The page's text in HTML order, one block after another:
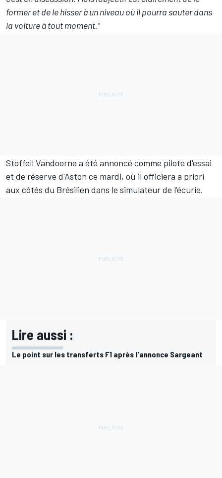
former et de le hisser à un niveau où il pourra sauter dans
la voiture à tout moment."
Stoffell Vandoorne a été annoncé comme pilote d'essai
et de réserve d'Aston ce mardi, où il officiera a priori
aux côtés du Brésilien dans le simulateur de l'écurie.
Lire aussi :
Le point sur les transferts F1 après l'annonce Sargeant